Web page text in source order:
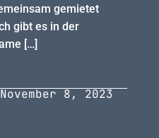
gemietet
gibt es in der
[…]
November 8, 2023